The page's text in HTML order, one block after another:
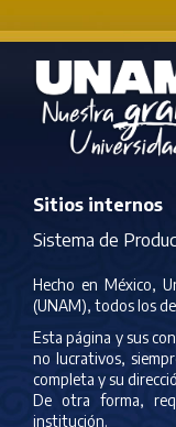
Sitios internos
Sistema de
Hecho en México,
(UNAM), todos los
Esta página y sus
no lucrativos,
completa y su
De otra forma,
institución.